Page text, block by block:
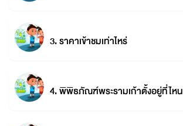
3. ราคาเข้าชมเท่าไหร่
4. พิพิธภัณฑ์พระรามเก้าตั้งอยู่ที่ไหน